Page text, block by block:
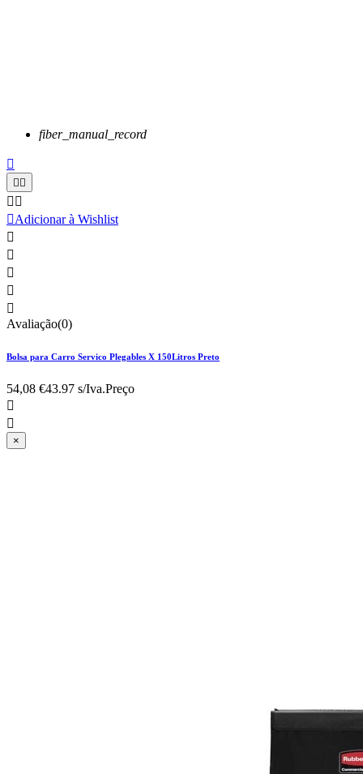
fiber_manual_record

 
 
Adicionar à Wishlist





Avaliação(0)
Bolsa para Carro Servico Plegables X 150Litros Preto
54,08 €43.97 s/Iva.Preço


×